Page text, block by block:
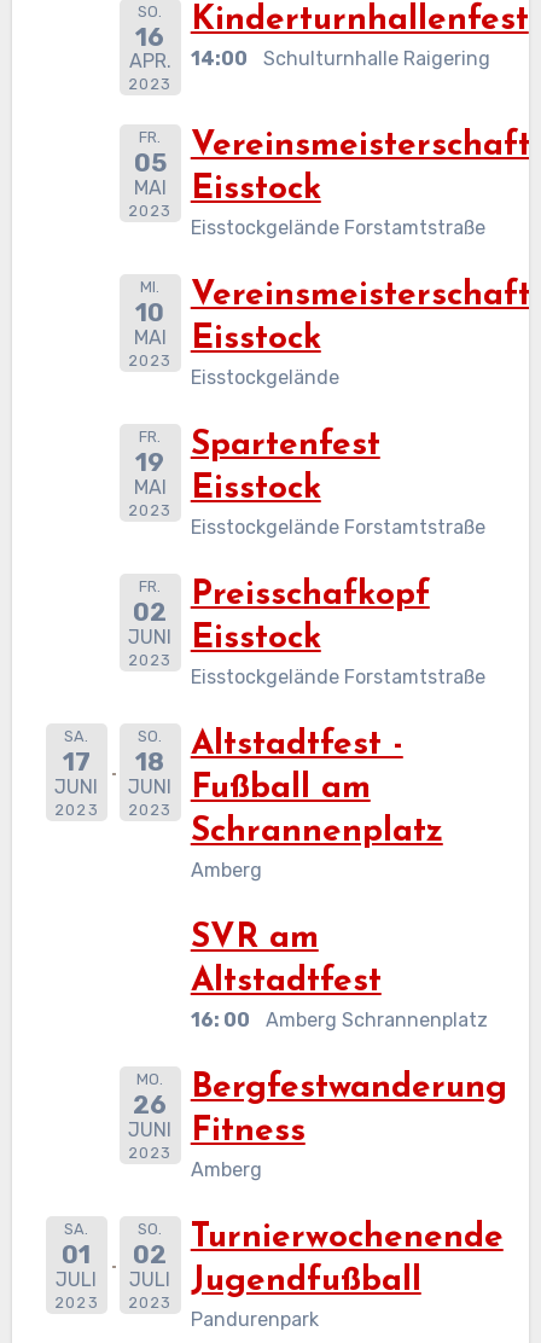
SO.
16
APR.
2023
Kinderturnhallenfest
14:00 Schulturnhalle Raigering
FR.
05
MAI
2023
Vereinsmeisterschaft
Eisstock
Eisstockgelände Forstamtstraße
MI.
10
MAI
2023
Vereinsmeisterschaft
Eisstock
Eisstockgelände
FR.
19
MAI
2023
Spartenfest
Eisstock
Eisstockgelände Forstamtstraße
FR.
02
JUNI
2023
Preisschafkopf
Eisstock
Eisstockgelände Forstamtstraße
SA.
17
JUNI
2023
SO.
18
JUNI
2023
Altstadtfest -
Fußball am
Schrannenplatz
Amberg
SVR am
Altstadtfest
16: 00 Amberg Schrannenplatz
MO.
26
JUNI
2023
Bergfestwanderung
Fitness
Amberg
SA.
01
JULI
2023
SO.
02
JULI
2023
Turnierwochenende
Jugendfußball
Pandurenpark